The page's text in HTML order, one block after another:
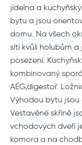
jídelna a
bytu a jsou
domu. Na všech
sítí kvůli holubům
posezení.
kombinovaný
AEG,digestoř.
Výhodou bytu jsou
Vestavěné skříně
vchodových dveří
komora a na